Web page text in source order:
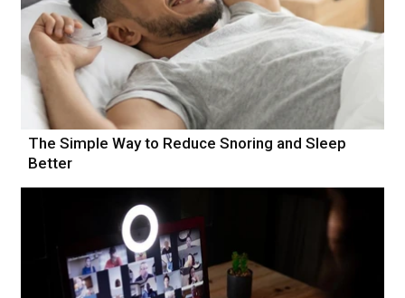
The Simple Way to Reduce Snoring and Sleep
Better